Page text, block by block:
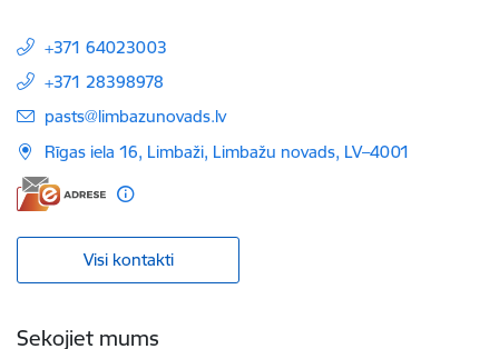
+371 64023003
+371 28398978
E-pasts:
pasts@limbazunovads.lv
Rīgas iela 16, Limbaži, Limbažu novads, LV–4001
Visi kontakti
Sekojiet mums